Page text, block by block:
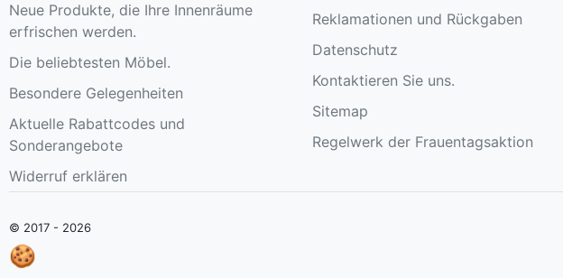
🍪
Neue Produkte, die Ihre Innenräume
erfrischen werden.
Die beliebtesten Möbel.
Besondere Gelegenheiten
Aktuelle Rabattcodes und
Sonderangebote
Widerruf erklären
Reklamationen und Rückgaben
Datenschutz
Kontaktieren Sie uns.
Sitemap
Regelwerk der Frauentagsaktion
© 2017 - 2026